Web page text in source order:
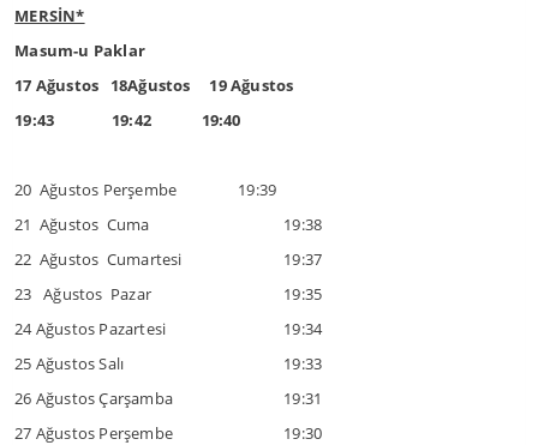
MERSİN*
Masum-u Paklar
17 Ağustos 18Ağustos 19 Ağustos
19:43 19:42 19:40
20 Ağustos Perşembe 19:39
21 Ağustos Cuma
19:38
22 Ağustos Cumartesi
19:37
23 Ağustos Pazar
19:35
24 Ağustos Pazartesi
19:34
25 Ağustos Salı
19:33
26 Ağustos Çarşamba
19:31
27 Ağustos Perşembe
19:30